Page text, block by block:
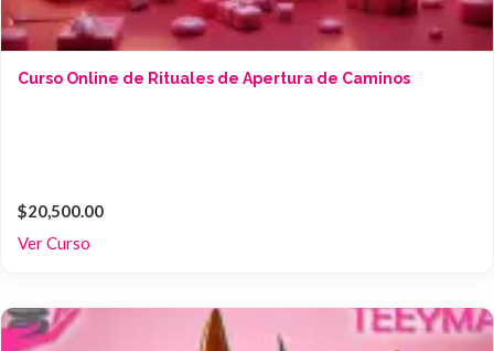
Curso Online de Rituales de Apertura de Caminos
$20,500.00
Ver Curso